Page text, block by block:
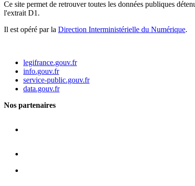
Ce site permet de retrouver toutes les données publiques
l'extrait D1.
Il est opéré par la Direction Interministérielle du Numérique.
legifrance.gouv.fr
info.gouv.fr
service-public.gouv.fr
data.gouv.fr
Nos partenaires